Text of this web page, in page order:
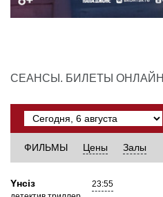
СЕАНСЫ. БИЛЕТЫ ОНЛАЙН
ФИЛЬМЫ Цены Залы
Yнсiз 23:55